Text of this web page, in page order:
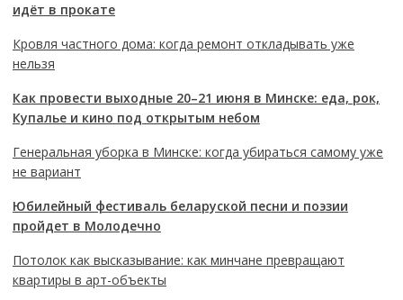
идёт в прокате
Кровля частного дома: когда ремонт откладывать уже
нельзя
Как провести выходные 20–21 июня в Минске: еда, рок,
Купалье и кино под открытым небом
Генеральная уборка в Минске: когда убираться самому уже
не вариант
Юбилейный фестиваль беларуской песни и поэзии
пройдет в Молодечно
Потолок как высказывание: как минчане превращают
квартиры в арт-объекты